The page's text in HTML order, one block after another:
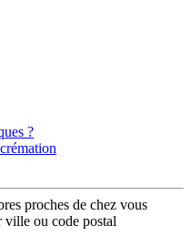
?
proches de chez vous
ville ou code postal